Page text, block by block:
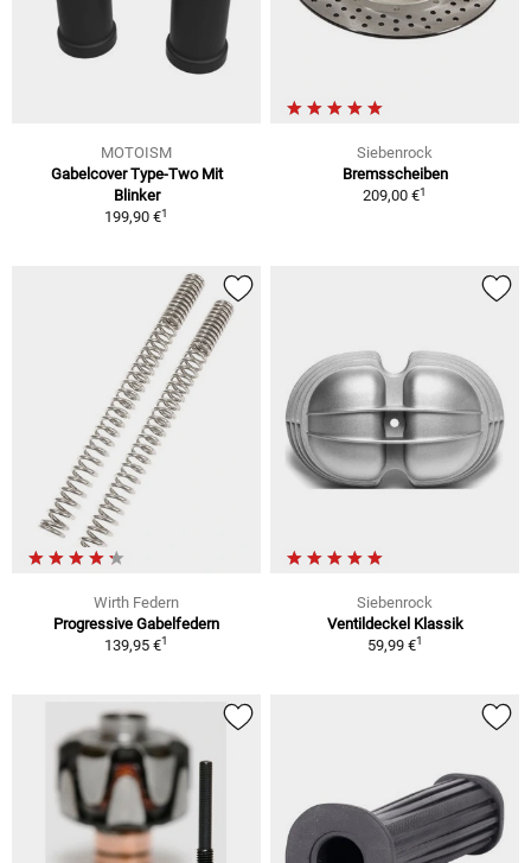
MOTOISM
Gabelcover Type-Two Mit
Blinker
199,90 €1
Siebenrock
Bremsscheiben
209,00 €1
Wirth Federn
Progressive Gabelfedern
139,95 €1
Siebenrock
Ventildeckel Klassik
59,99 €1